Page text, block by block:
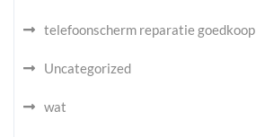
telefoonscherm reparatie goedkoop
Uncategorized
wat